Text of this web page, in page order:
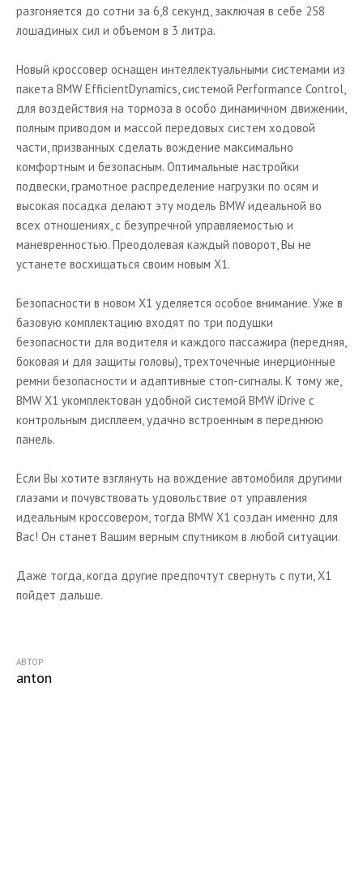
разгоняется до сотни за 6,8 секунд, заключая в себе 258
лошадиных сил и объемом в 3 литра.
Новый кроссовер оснащен интеллектуальными системами из
пакета BMW EfficientDynamics, системой Performance Control,
для воздействия на тормоза в особо динамичном движении,
полным приводом и массой передовых систем ходовой
части, призванных сделать вождение максимально
комфортным и безопасным. Оптимальные настройки
подвески, грамотное распределение нагрузки по осям и
высокая посадка делают эту модель BMW идеальной во
всех отношениях, с безупречной управляемостью и
маневренностью. Преодолевая каждый поворот, Вы не
устанете восхищаться своим новым X1.
Безопасности в новом X1 уделяется особое внимание. Уже в
базовую комплектацию входят по три подушки
безопасности для водителя и каждого пассажира (передняя,
боковая и для защиты головы), трехточечные инерционные
ремни безопасности и адаптивные стоп-сигналы. К тому же,
BMW X1 укомплектован удобной системой BMW iDrive с
контрольным дисплеем, удачно встроенным в переднюю
панель.
Если Вы хотите взглянуть на вождение автомобиля другими
глазами и почувствовать удовольствие от управления
идеальным кроссовером, тогда BMW X1 создан именно для
Вас! Он станет Вашим верным спутником в любой ситуации.
Даже тогда, когда другие предпочтут свернуть с пути, X1
пойдет дальше.
АВТОР
anton